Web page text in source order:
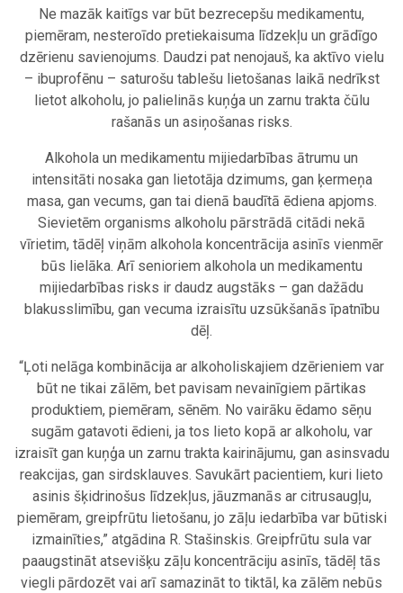
Ne mazāk kaitīgs var būt bezrecepšu medikamentu,
piemēram, nesteroīdo pretiekaisuma līdzekļu un grādīgo
dzērienu savienojums. Daudzi pat nenojauš, ka aktīvo vielu
– ibuprofēnu – saturošu tablešu lietošanas laikā nedrīkst
lietot alkoholu, jo palielinās kuņģa un zarnu trakta čūlu
rašanās un asiņošanas risks.
Alkohola un medikamentu mijiedarbības ātrumu un
intensitāti nosaka gan lietotāja dzimums, gan ķermeņa
masa, gan vecums, gan tai dienā baudītā ēdiena apjoms.
Sievietēm organisms alkoholu pārstrādā citādi nekā
vīrietim, tādēļ viņām alkohola koncentrācija asinīs vienmēr
būs lielāka. Arī senioriem alkohola un medikamentu
mijiedarbības risks ir daudz augstāks – gan dažādu
blakusslimību, gan vecuma izraisītu uzsūkšanās īpatnību
dēļ.
“Ļoti nelāga kombinācija ar alkoholiskajiem dzērieniem var
būt ne tikai zālēm, bet pavisam nevainīgiem pārtikas
produktiem, piemēram, sēnēm. No vairāku ēdamo sēņu
sugām gatavoti ēdieni, ja tos lieto kopā ar alkoholu, var
izraisīt gan kuņģa un zarnu trakta kairinājumu, gan asinsvadu
reakcijas, gan sirdsklauves. Savukārt pacientiem, kuri lieto
asinis šķidrinošus līdzekļus, jāuzmanās ar citrusaugļu,
piemēram, greipfrūtu lietošanu, jo zāļu iedarbība var būtiski
izmainīties,” atgādina R. Stašinskis. Greipfrūtu sula var
paaugstināt atsevišķu zāļu koncentrāciju asinīs, tādēļ tās
viegli pārdozēt vai arī samazināt to tiktāl, ka zālēm nebūs